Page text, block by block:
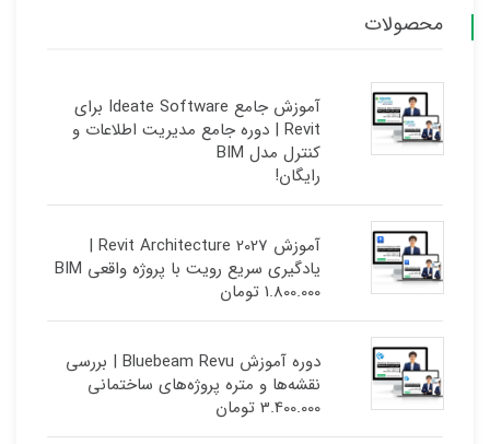
محصولات
آموزش جامع Ideate Software برای
Revit | دوره جامع مدیریت اطلاعات و
کنترل مدل BIM
رایگان!
آموزش Revit Architecture 2027 |
یادگیری سریع رویت با پروژه واقعی BIM
1.800.000 تومان
دوره آموزش Bluebeam Revu | بررسی
نقشه‌ها و متره پروژه‌های ساختمانی
3.400.000 تومان